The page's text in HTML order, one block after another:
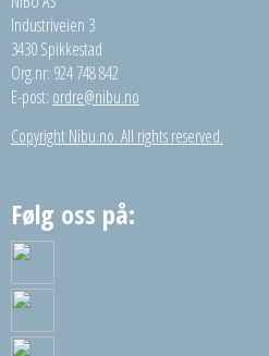
Industriveien 3
3430 Spikkestad
Org.nr: 924 748 842
E-post: ordre@nibu.no
Copyright Nibu.no. All rights reserved.
Følg oss på: